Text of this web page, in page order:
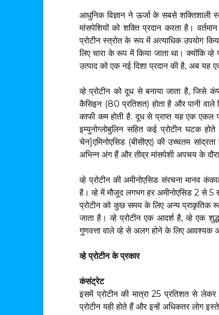
आधुनिक विज्ञान ने ऊर्जा के सबसे शक्तिशाली
मांसपेशियों को शक्ति प्रदान करता है।
प्रोटीन स्त्रोत के रूप में अत्याधिक उपयोग
लिए चारा के रूप में किया जाता था। क्योंकि
उत्पाद को एक नई दिशा प्रदान की है, अब यह
व्हे प्रोटीन को दूध से बनाया जाता है, जिसे
कैसिइन (80 प्रतिशत) होता है और पानी वाले
काफी कम होती है. दूध से प्राप्त यह एक एकल
इम्युनोग्लोबुलिन सहित कई प्रोटीन घटक
चेन]एमिनोएसिड (बीसीएए) की उच्चतम
अभिन्न अंग हैं और तीव्र मांसपेशी अपचय के
व्हे प्रोटीन की अमीनोएसिड संरचना मानव
है। व्हे में मौजूद लगभग हर अमीनोएसिड 2 से
प्रोटीन को कुछ समय के लिए अन्य प्राकृतिक
जाता है। व्हे प्रोटीन एक आदर्श है, व्हे एक
गुणवत्ता वाले व्हे से अलग होने के लिए आवश्यक
व्हे प्रोटीन के प्रकार
कंसंट्रेट
इसमें प्रोटीन की मात्रा 25 प्रतिशत से
प्रोटीन यही होते हैं और इन्हें अधिकतर लोग